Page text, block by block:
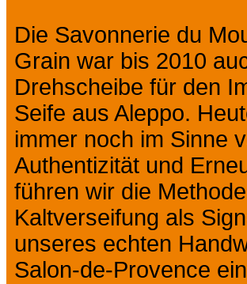
Die Savonnerie du
Grain war bis 2010
Drehscheibe für den
Seife aus Aleppo.
immer noch im Sinne
Authentizität und
führen wir die
Kaltverseifung als
unseres echten
Salon-de-Provence